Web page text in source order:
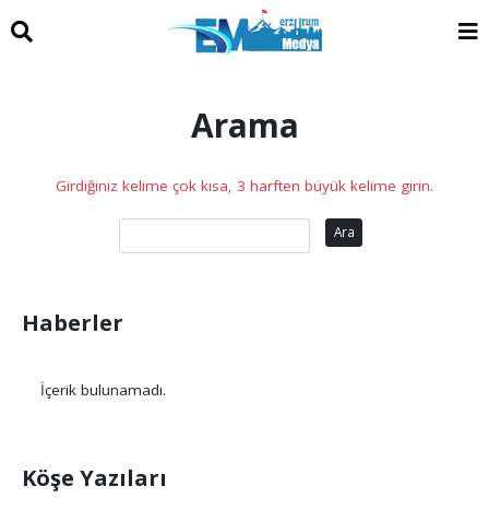
Arama
Girdiğiniz kelime çok kısa, 3 harften büyük kelime girin.
Ara
Haberler
İçerik bulunamadı.
Köşe Yazıları